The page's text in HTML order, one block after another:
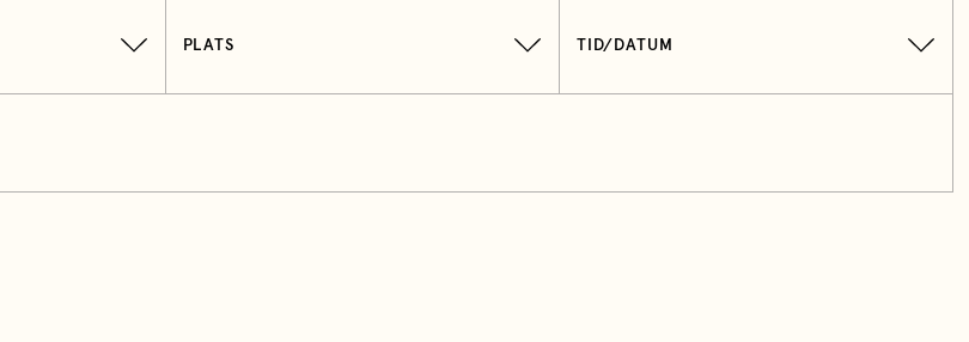
PLATS TID/DATUM